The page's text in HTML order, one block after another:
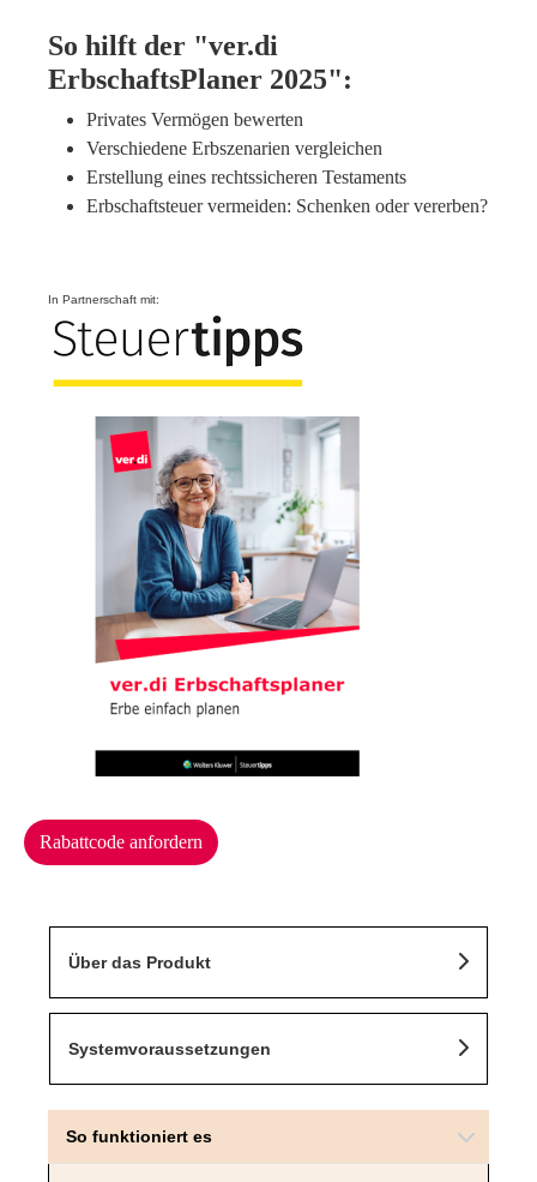
So hilft der "ver.di
ErbschaftsPlaner 2025":
Privates Vermögen bewerten
Verschiedene Erbszenarien vergleichen
Erstellung eines rechtssicheren Testaments
Erbschaftsteuer vermeiden: Schenken oder vererben?
In Partnerschaft mit:
Rabattcode anfordern
Über das Produkt
Systemvoraussetzungen
So funktioniert es